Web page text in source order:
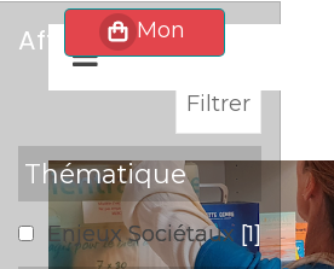
affiner
Thématique
Enjeux Sociétaux [1]